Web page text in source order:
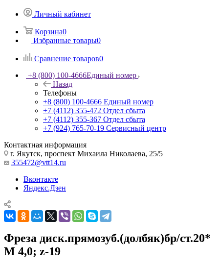
Личный кабинет
Корзина0
Избранные товары0
Сравнение товаров0
+8 (800) 100-4666Единый номер
Назад
Телефоны
+8 (800) 100-4666 Единый номер
+7 (4112) 355-472 Отдел сбыта
+7 (4112) 355-367 Отдел сбыта
+7 (924) 765-70-19 Сервисный центр
Контактная информация
г. Якутск, проспект Михаила Николаева, 25/5
355472@vtt14.ru
Вконтакте
Яндекс.Дзен
Фреза диск.прямозуб.(долбяк)бр/ст.20*
М 4,0; z-19